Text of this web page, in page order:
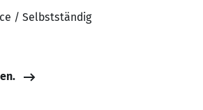
/ Selbstständig